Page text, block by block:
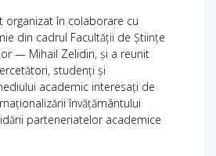
organizat în colaborare cu
din cadrul Facultății de Științe
— Mihail Zelidin, și a reunit
studenți și
academic interesați de
învățământului
parteneriatelor academice